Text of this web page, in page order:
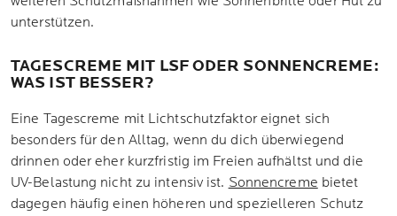
unterstützen.
TAGESCREME MIT LSF ODER SONNENCREME:
WAS IST BESSER?
Eine Tagescreme mit Lichtschutzfaktor eignet sich
besonders für den Alltag, wenn du dich überwiegend
drinnen oder eher kurzfristig im Freien aufhältst und die
UV-Belastung nicht zu intensiv ist. Sonnencreme bietet
dagegen häufig einen höheren und spezielleren Schutz